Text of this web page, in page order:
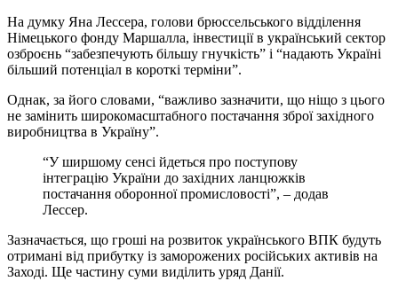
На думку Яна Лессера, голови брюссельського відділення
Німецького фонду Маршалла, інвестиції в український сектор
озброєнь “забезпечують більшу гнучкість” і “надають Україні
більший потенціал в короткі терміни”.
Однак, за його словами, “важливо зазначити, що ніщо з цього
не замінить широкомасштабного постачання зброї західного
виробництва в Україну”.
“У ширшому сенсі йдеться про поступову
інтеграцію України до західних ланцюжків
постачання оборонної промисловості”, – додав
Лессер.
Зазначається, що гроші на розвиток українського ВПК будуть
отримані від прибутку із заморожених російських активів на
Заході. Ще частину суми виділить уряд Данії.